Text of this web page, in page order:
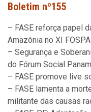
Boletim nº155
– FASE reforça papel
Amazônia no XI FOSPA
– Segurança e
do Fórum Social
– FASE promove live
– FASE lamenta a
militante das causas